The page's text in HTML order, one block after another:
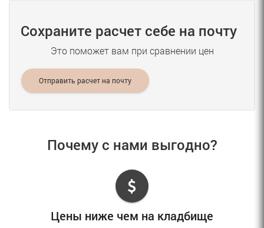
Сохраните расчет себе на почту
Это поможет вам при сравнении цен
Отправить расчет на почту
Почему с нами выгодно?
Цены ниже чем на кладбище